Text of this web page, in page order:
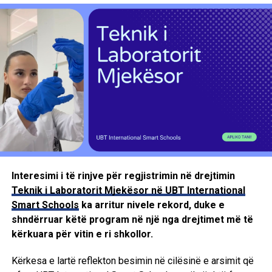
simptoma që nuk duhet të neglizhohen. Ato nuk
nënkuptojnë domosdoshmërisht praninë e një tumori, por
kërkojnë vlerësim mjekësor, veçanërisht kur janë të
vazhdueshme ose përsëriten.
Në praktikën moderne kirurgjikale, qasja laparoskopike
mund të ofrojë alternativa më pak invazive për pacientë të
përzgjedhur, gjithmonë në varësi të diagnozës, gjendjes së
pacientit dhe indikacionit kirurgjikal. Vendimmarrja duhet të
bazohet në ekzaminimin klinik, imazherinë, analizat
përkatëse dhe vlerësimin multidisiplinar.
Interesimi i të rinjve për regjistrimin në drejtimin
Teknik i Laboratorit Mjekësor në UBT International
Smart Schools ka arritur nivele rekord, duke e
shndërruar këtë program në një nga drejtimet më të
kërkuara për vitin e ri shkollor.
Kërkesa e lartë reflekton besimin në cilësinë e arsimit që